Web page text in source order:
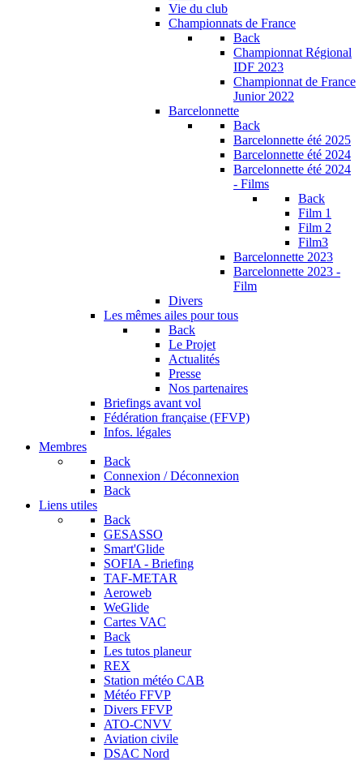
Vie du club
Championnats de France
Back
Championnat Régional
IDF 2023
Championnat de France
Junior 2022
Barcelonnette
Back
Barcelonnette été 2025
Barcelonnette été 2024
Barcelonnette été 2024
- Films
Back
Film 1
Film 2
Film3
Barcelonnette 2023
Barcelonnette 2023 -
Film
Divers
Les mêmes ailes pour tous
Back
Le Projet
Actualités
Presse
Nos partenaires
Briefings avant vol
Fédération française (FFVP)
Infos. légales
Membres
Back
Connexion / Déconnexion
Back
Liens utiles
Back
GESASSO
Smart'Glide
SOFIA - Briefing
TAF-METAR
Aeroweb
WeGlide
Cartes VAC
Back
Les tutos planeur
REX
Station météo CAB
Météo FFVP
Divers FFVP
ATO-CNVV
Aviation civile
DSAC Nord